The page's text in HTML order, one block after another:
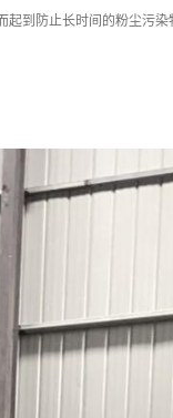
到防止长时间的粉尘污染